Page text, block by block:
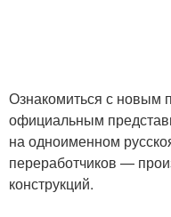
Ознакомиться с новым
официальным
на одноименном
переработчиков —
конструкций.